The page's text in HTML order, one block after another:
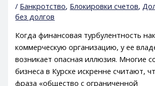
/ Банкротство, Блокировки счетов,
без долгов
Когда финансовая турбулентность
коммерческую организацию, у ее
возникает опасная иллюзия. Многие
бизнеса в Курске искренне считают,
фраза «общество с ограниченной